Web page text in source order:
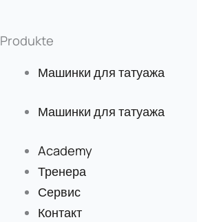
Produkte
Машинки для татуажа
Машинки для татуажа
Academy
Тренера
Сервис
Контакт